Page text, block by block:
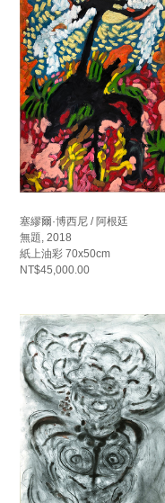
塞繆爾·博西尼 / 阿根廷
無題, 2018
紙上油彩 70x50cm
NT$45,000.00